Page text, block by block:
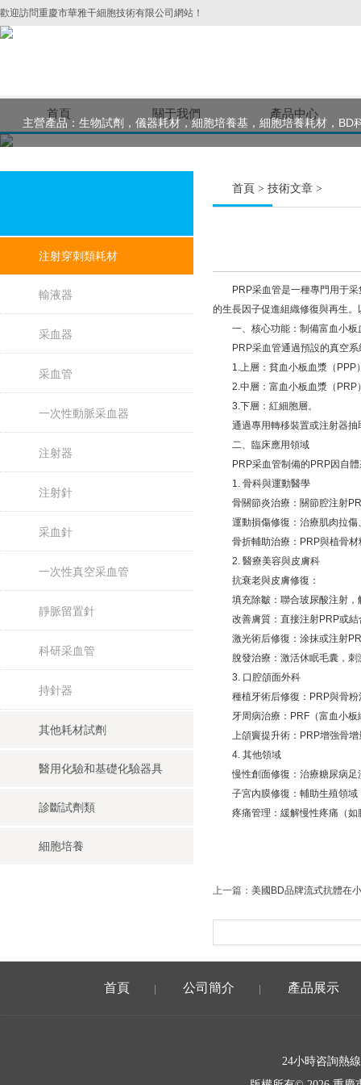
歡迎訪問重慶市華雅干細胞技術有限公司網站！
首頁 關于我們 產品中心
主營產品：生物試劑，儀器耗材，細胞培養基，細胞培養耗材，BD
注射穿刺類耗材
輸液器
采血器
采血管
一次性動脈采血器
注射器
注射針
采血針
一次性真空采血管
靜脈留置針
科研采血管
持針器
其他耗材試劑
醫用化驗和基礎化驗器具
診斷試劑類
細胞培養
首頁 > 技術文章 >
PRP采血管是一種專門用于采
的生長因子促進組織修復與再生
一、核心功能：制備富血小板
PRP采血管通過預設的真空
1.上層：貧血小板血漿（PPP
2.中層：富血小板血漿（PRP
3.下層：紅細胞層。
通過專用轉移裝置或注射器抽
二、臨床應用領域
PRP采血管制備的PRP因自體
1. 骨科與運動醫學
骨關節炎治療：關節腔注射
運動損傷修復：治療肌肉拉傷
骨折輔助治療：PRP與植骨材
2. 醫療美容與皮膚科
抗衰老與皮膚修復：
填充除皺：聯合玻尿酸注射，
改善膚質：直接注射PRP或結
激光術后修復：涂抹或注射
脫發治療：激活休眠毛囊，刺
3. 口腔頜面外科
種植牙術后修復：PRP與骨粉
牙周病治療：PRF（富血小板
上頜竇提升術：PRP增強骨增
4. 其他領域
慢性創面修復：治療糖尿病足
子宮內膜修復：輔助生殖領域
疼痛管理：緩解慢性疼痛（如
上一篇： 美國BD品牌流式抗體在
首頁 公司簡介 產品展示
24小時咨詢熱